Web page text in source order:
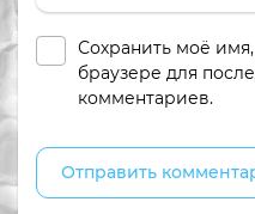
Сохранить моё
браузере для
комментариев.